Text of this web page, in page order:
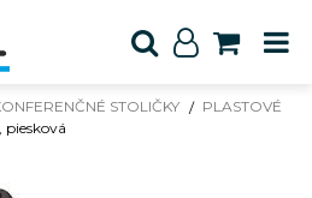
STOLIČKY
PLASTOVÉ
piesková